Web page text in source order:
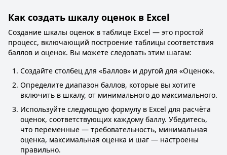
Как создать шкалу оценок в Excel
Создание шкалы оценок в таблице Excel — это простой
процесс, включающий построение таблицы соответствия
баллов и оценок. Вы можете следовать этим шагам:
Создайте столбец для «Баллов» и другой для «Оценок».
Определите диапазон баллов, которые вы хотите
включить в шкалу, от минимального до максимального.
Используйте следующую формулу в Excel для расчёта
оценок, соответствующих каждому баллу. Убедитесь,
что переменные — требовательность, минимальная
оценка, максимальная оценка и шаг — настроены
правильно.